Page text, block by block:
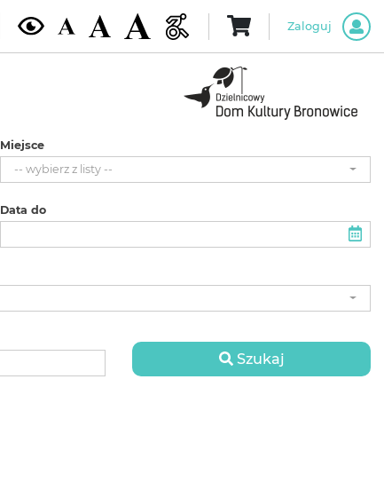
Zaloguj
Miejsce
-- wybierz z listy --
Data do
Szukaj